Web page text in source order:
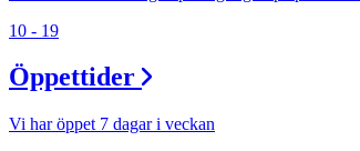
Magasin
Presentkort
10 - 19
Öppettider
Vi har öppet 7 dagar i veckan